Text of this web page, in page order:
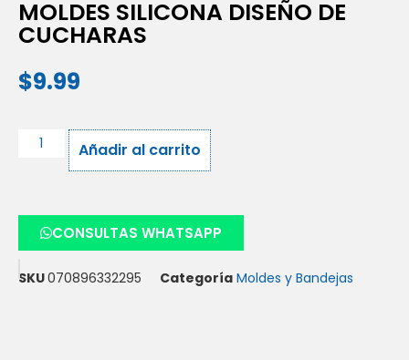
MOLDES SILICONA DISEÑO DE
CUCHARAS
$9.99
Añadir al carrito
CONSULTAS WHATSAPP
SKU070896332295 Categoría Moldes y Bandejas